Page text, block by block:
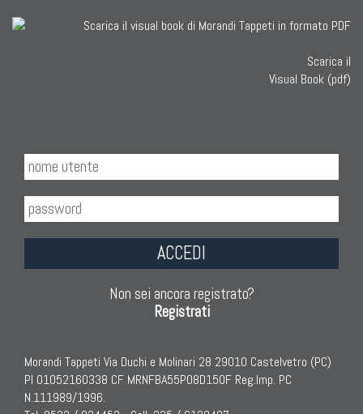
Scarica il
Visual Book (pdf)
ACCEDI
Non sei ancora registrato?
Registrati
Morandi Tappeti Via Duchi e Molinari 28 29010 Castelvetro (PC)
PI 01052160338 CF MRNFBA55P08D150F Reg.Imp. PC
N.111989/1996.